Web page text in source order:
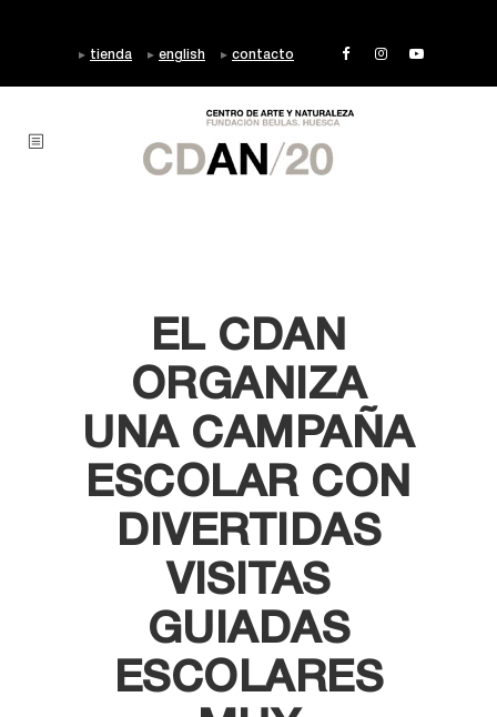
tienda english contacto
EL CDAN
ORGANIZA
UNA CAMPAÑA
ESCOLAR CON
DIVERTIDAS
VISITAS
GUIADAS
ESCOLARES